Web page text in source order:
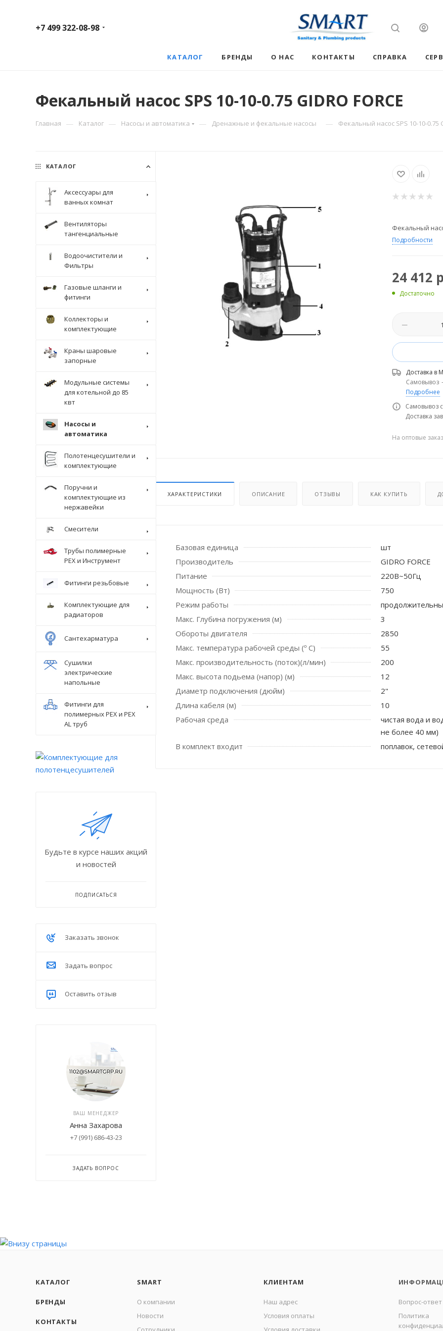
+7 499 322-08-98
КАТАЛОГ БРЕНДЫ О НАС КОНТАКТЫ СПРАВКА
Фекальный насос SPS 10-10-0.75 GIDRO FORCE
Главная — Каталог — Насосы и автоматика — Дренажные и фекальные насосы — Фекальный насос SPS 10-10-0.75
Фекальный
Подробности
24 412
Достаточно
Доставка в
Самовывоз
Подробнее
Самовывоз
Доставка
На оптовые
ХАРАКТЕРИСТИКИ ОПИСАНИЕ ОТЗЫВЫ КАК КУПИТЬ
Базовая единица
шт
Производитель
GIDRO FORCE
Питание
220В~50Гц
Мощность (Вт)
750
Режим работы
Макс. Глубина погружения (м)
3
Обороты двигателя
2850
Макс. температура рабочей среды (º С)
55
Макс. производительность (поток)(л/мин)
200
Макс. высота подьема (напор) (м)
12
Диаметр подключения (дюйм)
2"
Длина кабеля (м)
10
Рабочая среда
чистая вода и
не более 40 мм)
В комплект входит
поплавок,
КАТАЛОГ
Аксессуары для
ванных комнат
Вентиляторы
тангенциальные
Водоочистители и
Фильтры
Газовые шланги и
фитинги
Коллекторы и
комплектующие
Краны шаровые
запорные
Модульные системы
для котельной до 85
квт
Насосы и
автоматика
Полотенцесушители и
комплектующие
Поручни и
комплектующие из
нержавейки
Крепеж стоек для поручня
Смесители
Трубы полимерные
PEX и Инструмент
Фитинги резьбовые
Комплектующие для
радиаторов
Сантехарматура
Сушилки
электрические
напольные
Фитинги для
полимерных PEX и PEX
AL труб
Будьте в курсе наших акций
и новостей
ПОДПИСАТЬСЯ
Заказать звонок
Задать вопрос
Оставить отзыв
ВАШ МЕНЕДЖЕР
Анна Захарова
+7 (991) 686-43-23
ЗАДАТЬ ВОПРОС
КАТАЛОГ
БРЕНДЫ
КОНТАКТЫ
SMART
О компании
Новости
КЛИЕНТАМ
Наш адрес
Условия оплаты
Вопрос-ответ
Политика